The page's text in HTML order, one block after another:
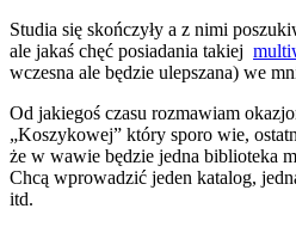
Studia się skończyły a z nimi
ale jakaś chęć posiadania takiej
wczesna ale będzie ulepszana) we
Od jakiegoś czasu rozmawiam
„Koszykowej” który sporo wie,
że w wawie będzie jedna biblioteka
Chcą wprowadzić jeden katalog,
itd.